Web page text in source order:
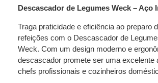
Descascador de Legumes Weck – Aço
Traga praticidade e eficiência ao preparo
refeições com o Descascador de
Weck. Com um design moderno e
descascador promete ser uma excelente
chefs profissionais e cozinheiros